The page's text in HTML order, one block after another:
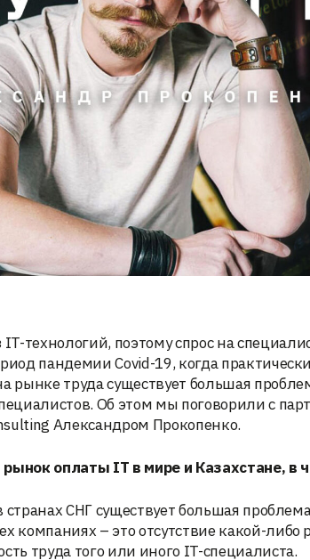
технологий, поэтому спрос на
пандемии Covid-19, когда
рынке труда существует большая
Об этом мы поговорили с
Александром Прокопенко.
рынок оплаты IT в мире и Казахстане, в
СНГ существует большая
компаниях – это отсутствие какой-
труда того или иного IT-специалиста.